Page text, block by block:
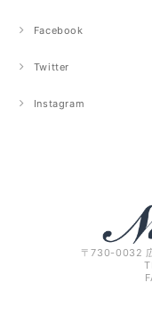
Facebook
Twitter
Instagram
〒730-0032